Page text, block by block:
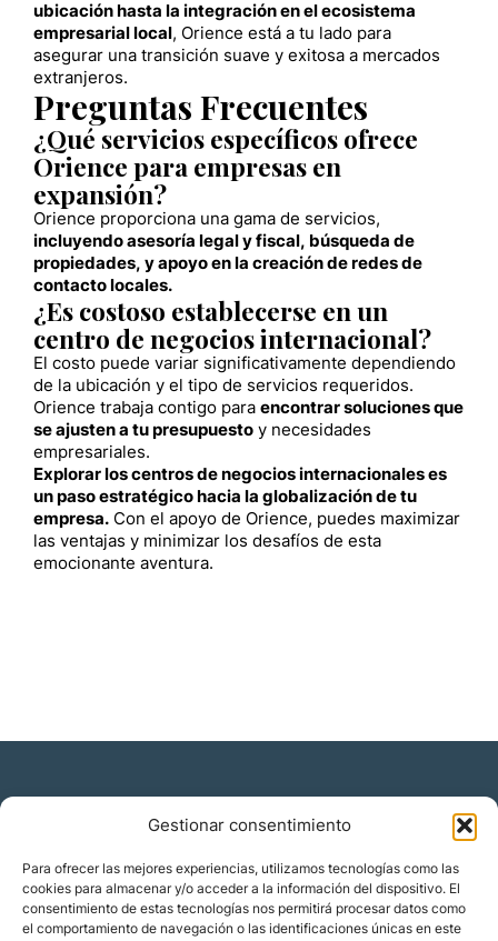
Gestionar consentimiento
Para ofrecer las mejores experiencias, utilizamos tecnologías como las
cookies para almacenar y/o acceder a la información del dispositivo. El
consentimiento de estas tecnologías nos permitirá procesar datos como
el comportamiento de navegación o las identificaciones únicas en este
ubicación hasta la integración en el ecosistema
empresarial local, Orience está a tu lado para
asegurar una transición suave y exitosa a mercados
extranjeros.
Preguntas Frecuentes
¿Qué servicios específicos ofrece
Orience para empresas en
expansión?
Orience proporciona una gama de servicios,
incluyendo asesoría legal y fiscal, búsqueda de
propiedades, y apoyo en la creación de redes de
contacto locales.
¿Es costoso establecerse en un
centro de negocios internacional?
El costo puede variar significativamente dependiendo
de la ubicación y el tipo de servicios requeridos.
Orience trabaja contigo para encontrar soluciones que
se ajusten a tu presupuesto y necesidades
empresariales.
Explorar los centros de negocios internacionales es
un paso estratégico hacia la globalización de tu
empresa. Con el apoyo de Orience, puedes maximizar
las ventajas y minimizar los desafíos de esta
emocionante aventura.
Residencia y ciudadanía
Migración corporativa
Nómadas digitales